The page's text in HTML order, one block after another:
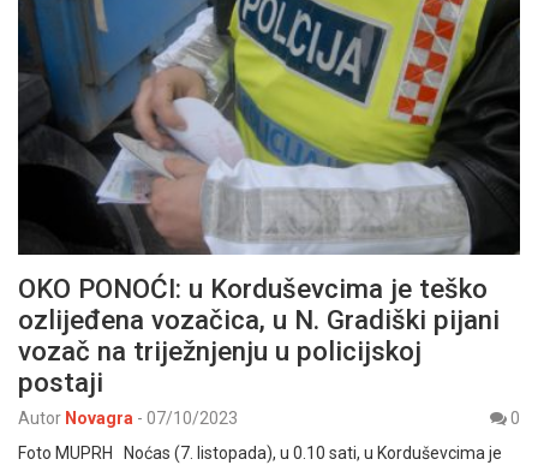
OKO PONOĆI: u Korduševcima je teško
ozlijeđena vozačica, u N. Gradiški pijani
vozač na triježnjenju u policijskoj
postaji
Autor Novagra - 07/10/2023
0
Foto MUPRH Noćas (7. listopada), u 0.10 sati, u Korduševcima je